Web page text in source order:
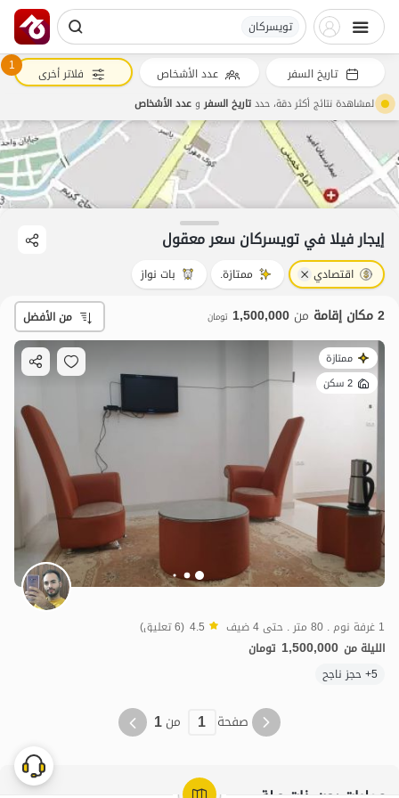
تویسرکان
إيجار فيلا في تویسرکان سعر معقول
اقتصادي ممتازة. بات نواز
2 مكان إقامة من 1,500,000 تومان من الأفضل
ممتازة
2 سكن
1 غرفة نوم . 80 متر . حتى 4 ضيف 4.5 (6 تعليق)
الليلة من 1,500,000 تومان
5+ حجز ناجح
صفحة 1 من1
تاريخ السفر عدد الأشخاص 1 فلاتر أخرى
لمشاهدة نتائج أكثر دقة، حددتاريخ السفروعدد الأشخاص